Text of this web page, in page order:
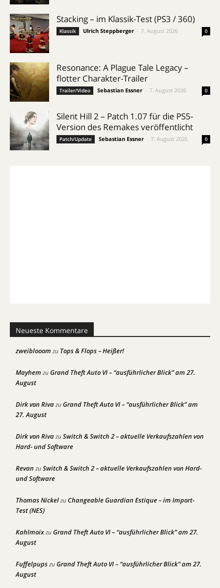
Stacking – im Klassik-Test (PS3 / 360)
Klassik Ulrich Steppberger 7. August 2026 0
Resonance: A Plague Tale Legacy –
flotter Charakter-Trailer
Trailer/Video Sebastian Essner 7. August 2026 0
Silent Hill 2 – Patch 1.07 für die PS5-
Version des Remakes veröffentlicht
Patch/Update Sebastian Essner 7. August 2026 0
Neueste Kommentare
zweiblooom zu Tops & Flops – Heißer!
Mayhem zuGrand Theft Auto VI – “ausführlicher Blick” am 27.
August
Dirk von RivazuGrand Theft Auto VI – “ausführlicher Blick” am
27. August
Dirk von RivazuSwitch & Switch 2 – aktuelle Verkaufszahlen von
Hard- und Software
Revan zuSwitch & Switch 2 – aktuelle Verkaufszahlen von Hard-
und Software
Thomas NickelzuChangeable Guardian Estique – im Import-
Test (NES)
KahlmoixzuGrand Theft Auto VI – “ausführlicher Blick” am 27.
August
FuffelpupszuGrand Theft Auto VI – “ausführlicher Blick” am 27.
August